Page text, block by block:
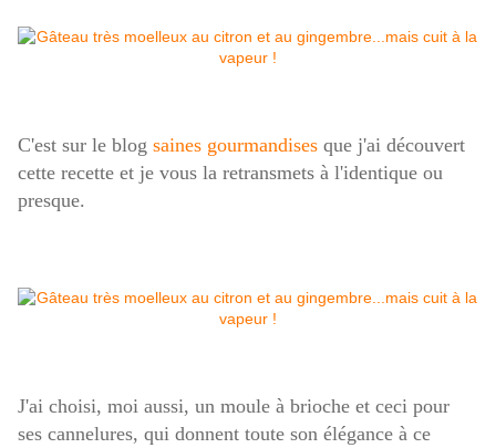
C'est sur le blog saines gourmandises que j'ai découvert
cette recette et je vous la retransmets à l'identique ou
presque.
J'ai choisi, moi aussi, un moule à brioche et ceci pour
ses cannelures, qui donnent toute son élégance à ce